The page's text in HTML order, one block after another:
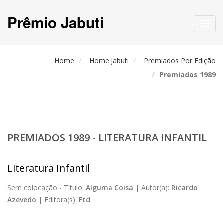
Prêmio Jabuti
Home Home Jabuti
Premiados Por Edição
Premiados 1989
PREMIADOS 1989 - LITERATURA INFANTIL
Literatura Infantil
Sem colocação - Título: Alguma Coisa | Autor(a): Ricardo
Azevedo | Editora(s): Ftd